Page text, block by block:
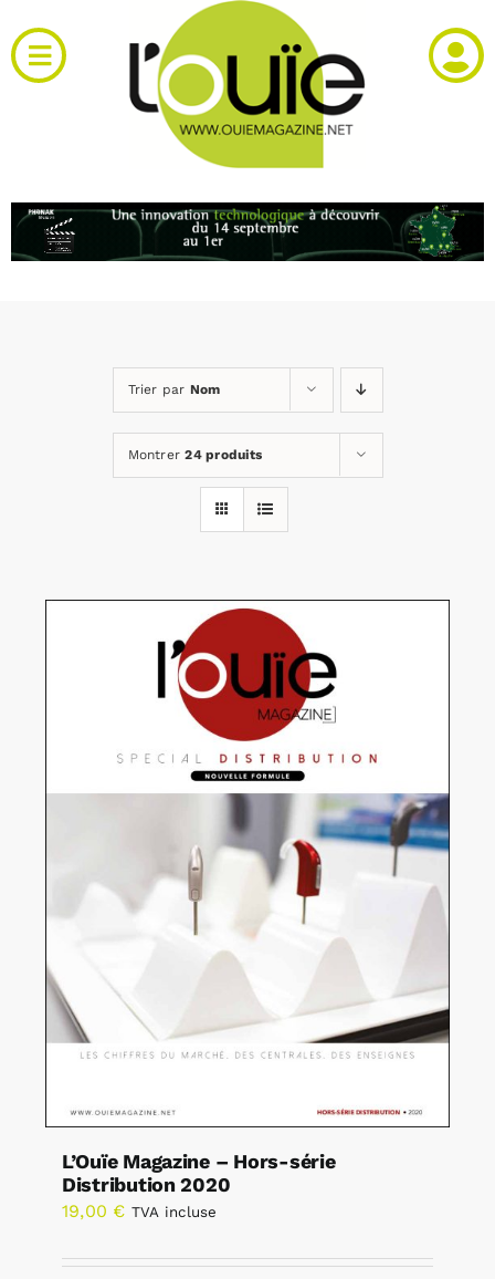
au
contenu
Toggle
Navigation
RH et emploi
Annonces emploi
Trier par Nom
Montrer24 produits
L’Ouïe Magazine – Hors-série
Distribution 2020
19,00 € TVA incluse